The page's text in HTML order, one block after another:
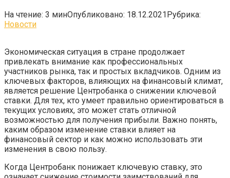
На чтение: 3 минОпубликовано: 18.12.2021Рубрика:
Новости
Экономическая ситуация в стране продолжает
привлекать внимание как профессиональных
участников рынка, так и простых вкладчиков. Одним из
ключевых факторов, влияющих на финансовый климат,
является решение Центробанка о снижении ключевой
ставки. Для тех, кто умеет правильно ориентироваться в
текущих условиях, это может стать отличной
возможностью для получения прибыли. Важно понять,
каким образом изменение ставки влияет на
финансовый сектор и как можно использовать эти
изменения в свою пользу.
Когда Центробанк понижает ключевую ставку, это